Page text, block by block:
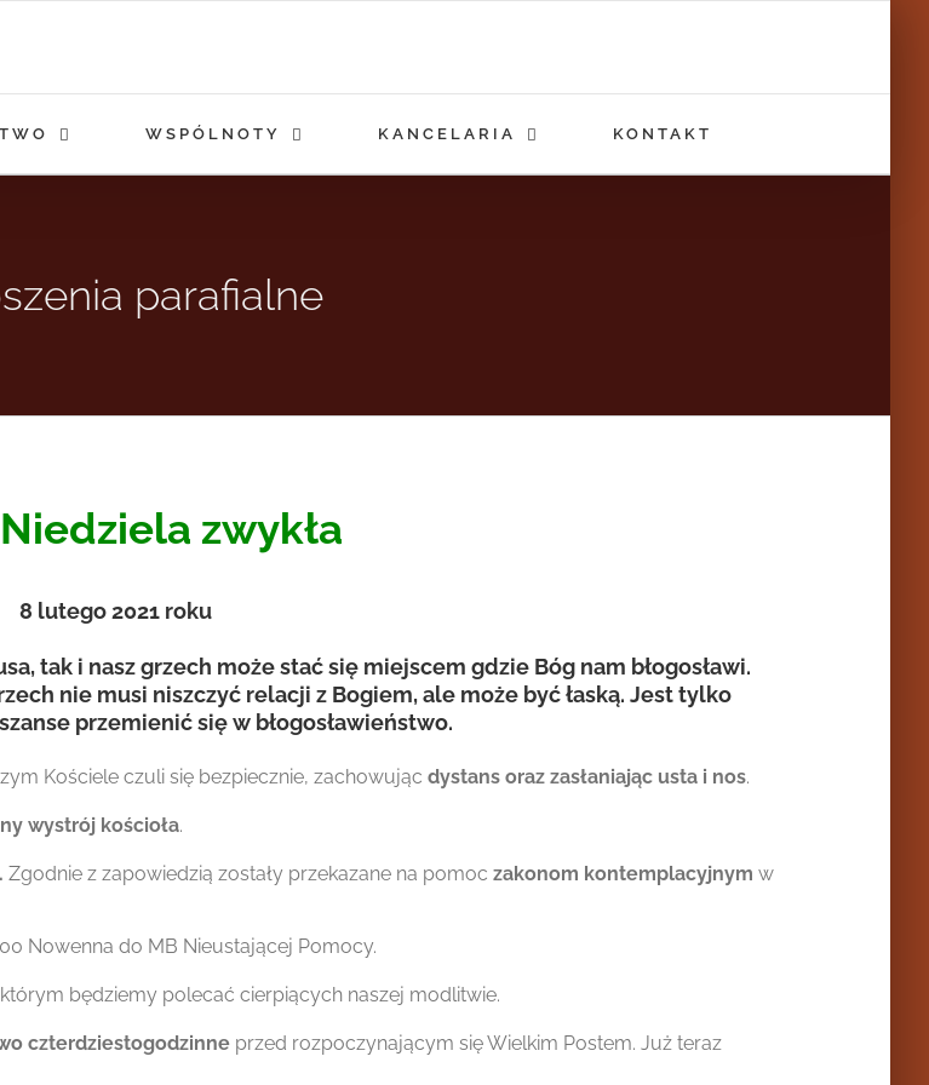
WSPÓLNOTY KANCELARIA KONTAKT
parafialne
zwykła
8 lutego 2021 roku
tak i nasz grzech może stać się miejscem gdzie Bóg nam błogosławi.
nie musi niszczyć relacji z Bogiem, ale może być łaską. Jest tylko
przemienić się w błogosławieństwo.
Kościele czuli się bezpiecznie, zachowującdystans oraz zasłaniając usta i nos.
wystrój kościoła.
Zgodniez zapowiedzią zostały przekazane na pomoczakonom kontemplacyjnymw
Nowenna do MB Nieustającej Pomocy.
będziemy polecać cierpiących naszej modlitwie.
czterdziestogodzinne przed rozpoczynającym się Wielkim Postem. Już teraz